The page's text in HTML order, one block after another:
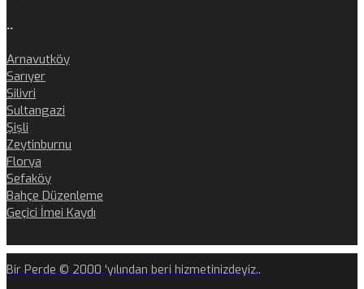
..
Arnavutköy
Sarıyer
Silivri
Sultangazi
Şişli
Zeytinburnu
Florya
Sefaköy
Bahçe Düzenleme
Geçici İmei Kaydı
Bir Perde © 2000 'yılından beri hizmetinizdeyiz..